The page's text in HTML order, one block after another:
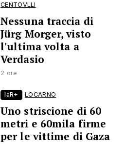
CENTOVLLI
Nessuna traccia di
Jürg Morger, visto
l'ultima volta a
Verdasio
2 ore
laR+ LOCARNO
Uno striscione di 60
metri e 60mila firme
per le vittime di Gaza